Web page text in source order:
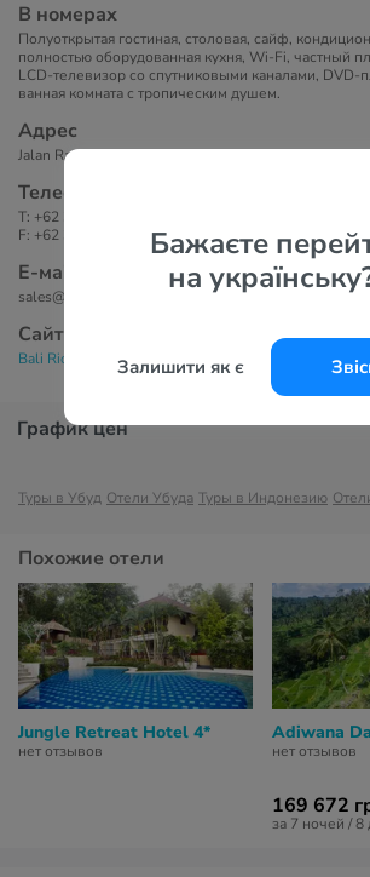
Бажаєте
на
Залишити як є
В номерах
Полуоткрытая гостиная, столовая, сайф,
полностью оборудованная кухня, Wi-Fi, частный
LCD-телевизор со спутниковыми каналами, DVD-
ванная комната с тропическим душем.
Адрес
Jalan Raya Kedewatan Banjar Tanggayuda, Ubud, Bali
Телефоны
T: +62 361 971 999
F: +62 361 970 999
Е-маil
sales@balirich-ubud.com
Сайт
Bali Rich Luxury Villas Ubud 4*
График цен
Туры в Убуд Отели Убуда Туры в Индонезию
Похожие отели
Jungle Retreat Hotel 4*
нет отзывов
Adiwana
нет отзывов
169 672
за 7 ночей / 8